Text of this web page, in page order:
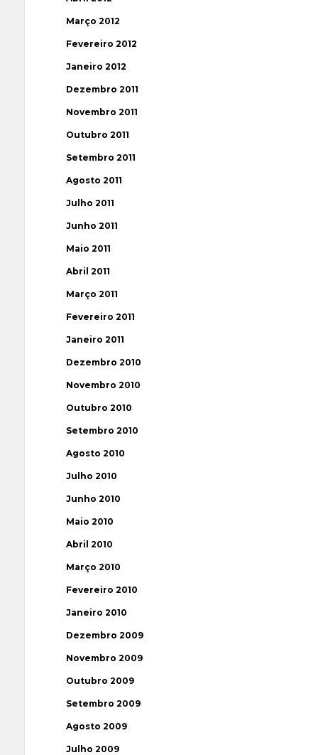
Março 2012
Fevereiro 2012
Janeiro 2012
Dezembro 2011
Novembro 2011
Outubro 2011
Setembro 2011
Agosto 2011
Julho 2011
Junho 2011
Maio 2011
Abril 2011
Março 2011
Fevereiro 2011
Janeiro 2011
Dezembro 2010
Novembro 2010
Outubro 2010
Setembro 2010
Agosto 2010
Julho 2010
Junho 2010
Maio 2010
Abril 2010
Março 2010
Fevereiro 2010
Janeiro 2010
Dezembro 2009
Novembro 2009
Outubro 2009
Setembro 2009
Agosto 2009
Julho 2009